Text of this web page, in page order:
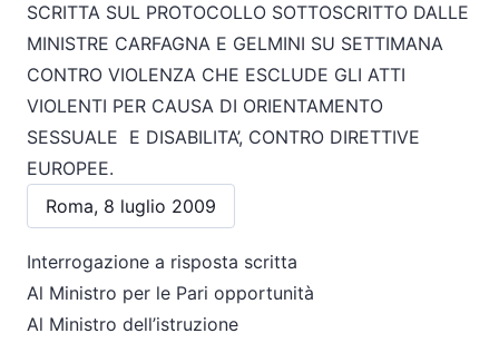
SCRITTA SUL PROTOCOLLO SOTTOSCRITTO DALLE
MINISTRE CARFAGNA E GELMINI SU SETTIMANA
CONTRO VIOLENZA CHE ESCLUDE GLI ATTI
VIOLENTI PER CAUSA DI ORIENTAMENTO
SESSUALE E DISABILITA’, CONTRO DIRETTIVE
EUROPEE.
Roma, 8 luglio 2009
Interrogazione a risposta scritta
Al Ministro per le Pari opportunità
Al Ministro dell’istruzione